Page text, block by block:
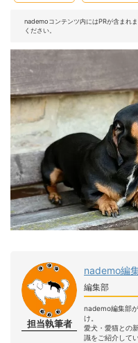
nademoコンテンツ内にはPRが含まれ
ください。
担当執筆者
nademo編
編集部
nademo編集部
け。
愛犬・愛猫との
識をご紹介してい